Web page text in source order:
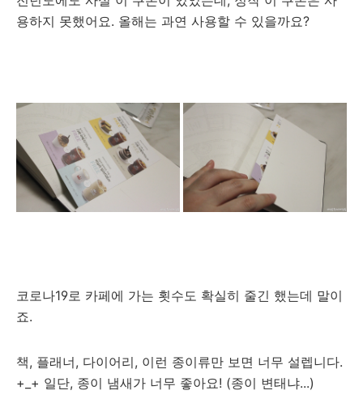
용하지 못했어요. 올해는 과연 사용할 수 있을까요?
코로나19로 카페에 가는 횟수도 확실히 줄긴 했는데 말이
죠.
책, 플래너, 다이어리, 이런 종이류만 보면 너무 설렙니다.
+_+ 일단, 종이 냄새가 너무 좋아요! (종이 변태냐...)